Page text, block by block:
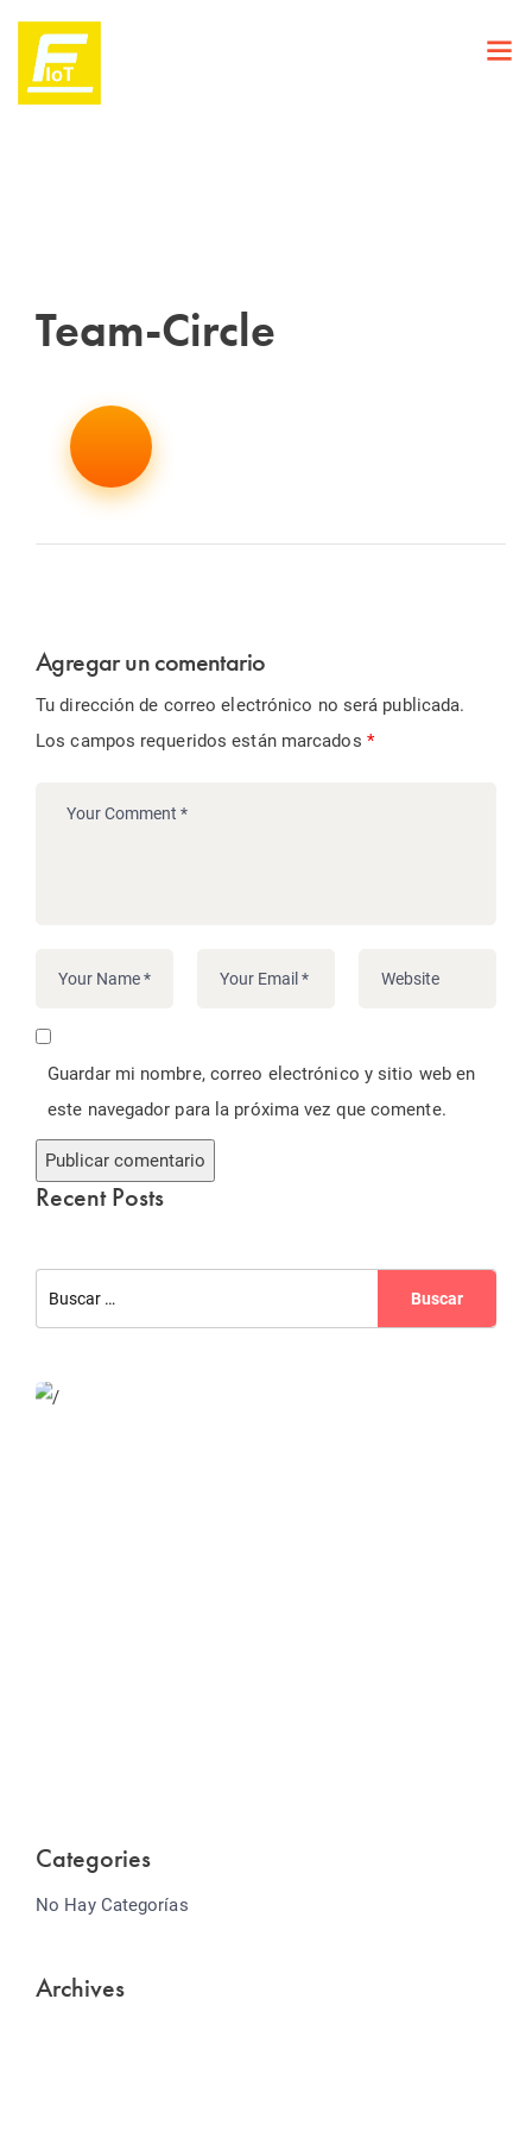
Team-Circle
Agregar un comentario
Tu dirección de correo electrónico no será publicada.
Los campos requeridos están marcados *
Guardar mi nombre, correo electrónico y sitio web en
este navegador para la próxima vez que comente.
Recent Posts
Categories
No Hay Categorías
Archives